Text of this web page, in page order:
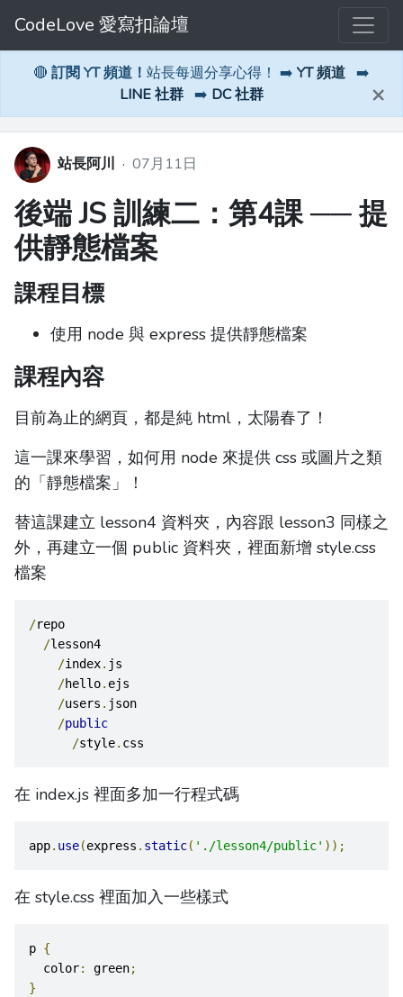
CodeLove 愛寫扣論壇
🔴 訂閱 YT 頻道！ 站長每週分享心得！ ➡️ YT 頻道 ➡️
LINE 社群 ➡️ DC 社群 ×
站長阿川 · 07月11日
後端 JS 訓練二：第4課 ── 提
供靜態檔案
課程目標
使用 node 與 express 提供靜態檔案
課程內容
目前為止的網頁，都是純 html，太陽春了！
這一課來學習，如何用 node 來提供 css 或圖片之類
的「靜態檔案」！
替這課建立 lesson4 資料夾，內容跟 lesson3 同樣之
外，再建立一個 public 資料夾，裡面新增 style.css
檔案
/repo
/lesson4
/index. js
/hello. ejs
/users . json
/public
/style. css
在 index.js 裡面多加一行程式碼
app. use(express . static( './lesson4/public' ));
在 style.css 裡面加入一些樣式
p {
  color
: green;
}